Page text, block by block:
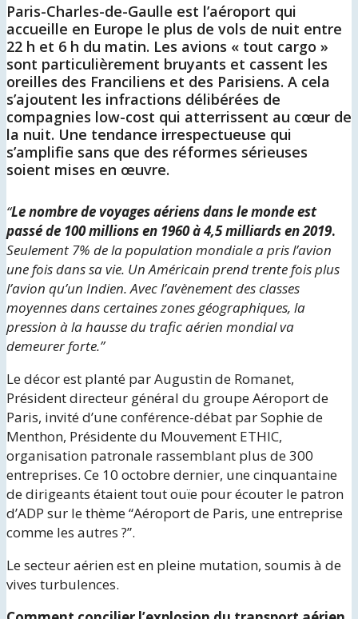
Paris-Charles-de-Gaulle est l’aéroport qui
accueille en Europe le plus de vols de nuit entre
22 h et 6 h du matin. Les avions « tout cargo »
sont particulièrement bruyants et cassent les
oreilles des Franciliens et des Parisiens. A cela
s’ajoutent les infractions délibérées de
compagnies low-cost qui atterrissent au cœur de
la nuit. Une tendance irrespectueuse qui
s’amplifie sans que des réformes sérieuses
soient mises en œuvre.
“Le nombre de voyages aériens dans le monde est
passé de 100 millions en 1960 à 4,5 milliards en 2019.
Seulement 7% de la population mondiale a pris l’avion
une fois dans sa vie. Un Américain prend trente fois plus
l’avion qu’un Indien. Avec l’avènement des classes
moyennes dans certaines zones géographiques, la
pression à la hausse du trafic aérien mondial va
demeurer forte.”
Le décor est planté par Augustin de Romanet,
Président directeur général du groupe Aéroport de
Paris, invité d’une conférence-débat par Sophie de
Menthon, Présidente du Mouvement ETHIC,
organisation patronale rassemblant plus de 300
entreprises. Ce 10 octobre dernier, une cinquantaine
de dirigeants étaient tout ouïe pour écouter le patron
d’ADP sur le thème “Aéroport de Paris, une entreprise
comme les autres ?”.
Le secteur aérien est en pleine mutation, soumis à de
vives turbulences.